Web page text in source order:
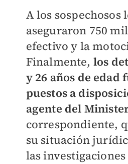
A los sospechosos
aseguraron 750
efectivo y la
Finalmente, los
y 26 años de edad
puestos a
agente del
correspondiente,
su situación
las investigaciones